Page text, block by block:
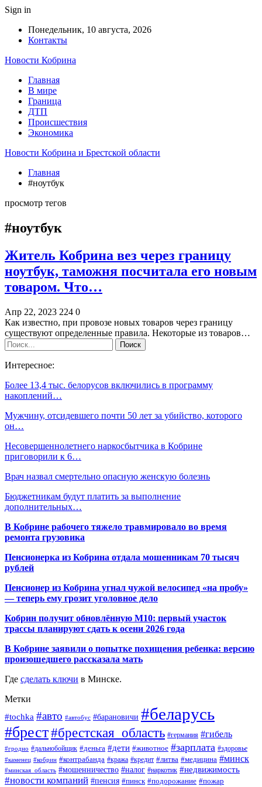
Sign in
Понедельник, 10 августа, 2026
Контакты
Новости Кобрина
Главная
В мире
Граница
ДТП
Происшествия
Экономика
Новости Кобрина и Брестской области
Главная
#ноутбук
просмотр тегов
#ноутбук
Житель Кобрина вез через границу
ноутбук, таможня посчитала его новым
товаром. Что…
Апр 22, 2023 224 0
Как известно, при провозе новых товаров через границу
существуют определенные правила. Некоторые из товаров…
Интересное:
Более 13,4 тыс. белорусов включились в программу
накоплений…
Мужчину, отсидевшего почти 50 лет за убийство, которого
он…
Несовершеннолетнего наркосбытчика в Кобрине
приговорили к 6…
Врач назвал смертельно опасную женскую болезнь
Бюджетникам будут платить за выполнение
дополнительных…
В Кобрине рабочего тяжело травмировало во время
ремонта грузовика
Пенсионерка из Кобрина отдала мошенникам 70 тысяч
рублей
Пенсионер из Кобрина угнал чужой велосипед «на пробу»
— теперь ему грозит уголовное дело
Кобрин получит обновлённую М10: первый участок
трассы планируют сдать к осени 2026 года
В Кобрине заявили о попытке похищения ребенка: версию
произошедшего рассказала мать
Где сделать ключи в Минске.
Метки
#tochka #авто #автобус #барановичи #беларусь
#брест#брестская_область #германия #гибель
#гродно #дальнобойщик #деньга #дети #животное #зарплата #здоровье
#каменец #кобрин #контрабанда #кража #кредит #литва #медицина #минск
#минская_область #мошенничество #налог #наркотик #недвижимость
#новости компаний #пенсия #пинск #подорожание #пожар